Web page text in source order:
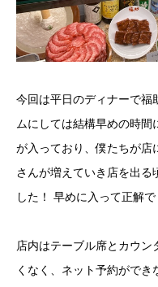
今回は平日のディナーで福
ムにしては結構早めの時
が入っており、僕たちが店
さんが増えていき店を出る
した！ 早めに入って正解で
店内はテーブル席とカウン
くなく、ネット予約がで